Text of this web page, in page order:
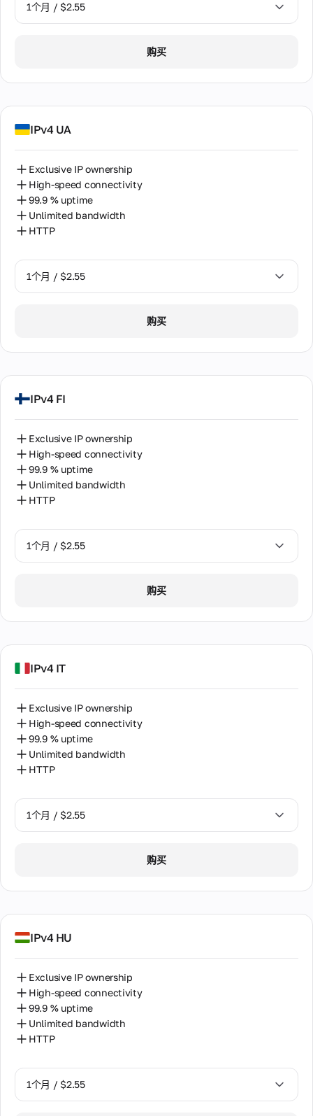
1个月 / $2.55
购买
IPv4 UA
Exclusive IP ownership
High-speed connectivity
99.9 % uptime
Unlimited bandwidth
HTTP
1个月 / $2.55
购买
IPv4 FI
Exclusive IP ownership
High-speed connectivity
99.9 % uptime
Unlimited bandwidth
HTTP
1个月 / $2.55
购买
IPv4 IT
Exclusive IP ownership
High-speed connectivity
99.9 % uptime
Unlimited bandwidth
HTTP
1个月 / $2.55
购买
IPv4 HU
Exclusive IP ownership
High-speed connectivity
99.9 % uptime
Unlimited bandwidth
HTTP
1个月 / $2.55